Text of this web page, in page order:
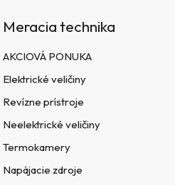
Meracia technika
AKCIOVÁ PONUKA
Elektrické veličiny
Revízne prístroje
Neelektrické veličiny
Termokamery
Napájacie zdroje